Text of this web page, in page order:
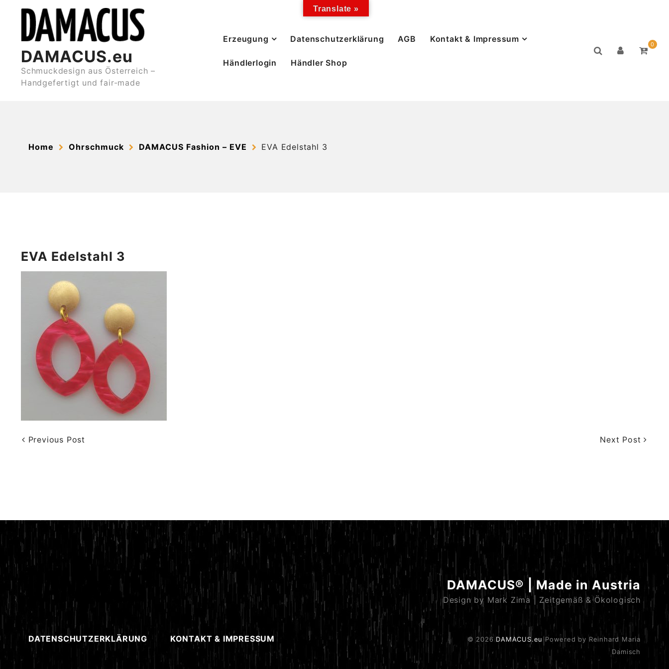
content
DAMACUS.eu
Schmuckdesign aus Österreich –
Handgefertigt und fair-made
Erzeugung Datenschutzerklärung AGB Kontakt & Impressum
Händlerlogin Händler Shop
0
Home Ohrschmuck DAMACUS Fashion – EVE EVA Edelstahl 3
EVA Edelstahl 3
Previous Post Next Post
DAMACUS® | Made in Austria
Design by Mark Zima | Zeitgemäß & Ökologisch
DATENSCHUTZERKLÄRUNG KONTAKT & IMPRESSUM © 2026 DAMACUS.eu Powered by Reinhard Maria
Damisch
Translate »